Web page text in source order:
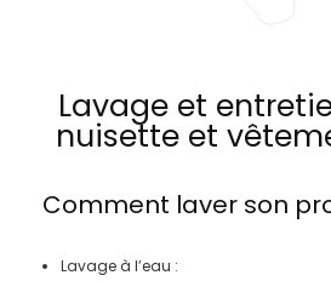
Lavage et
nuisette et
Comment laver son
Lavage à l’eau :